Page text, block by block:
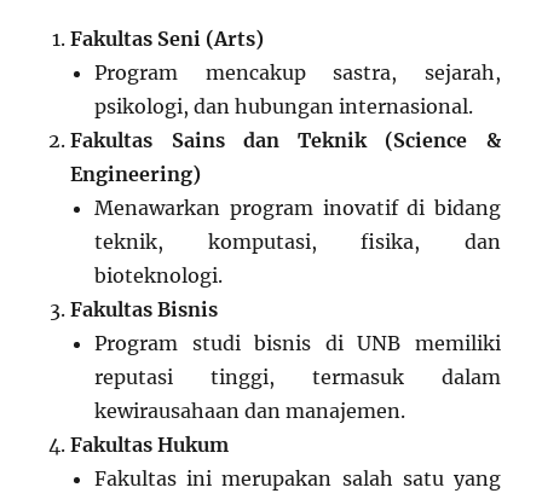
Fakultas Seni (Arts)
Program mencakup sastra, sejarah,
psikologi, dan hubungan internasional.
Fakultas Sains dan Teknik (Science &
Engineering)
Menawarkan program inovatif di bidang
teknik, komputasi, fisika, dan
bioteknologi.
Fakultas Bisnis
Program studi bisnis di UNB memiliki
reputasi tinggi, termasuk dalam
kewirausahaan dan manajemen.
Fakultas Hukum
Fakultas ini merupakan salah satu yang